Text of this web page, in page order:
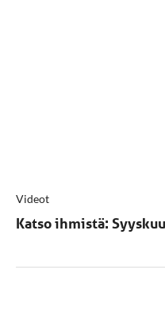
Videot
Katso ihmistä: